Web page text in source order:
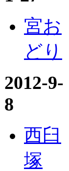
宮お
どり
2012-9-
8
西臼
塚